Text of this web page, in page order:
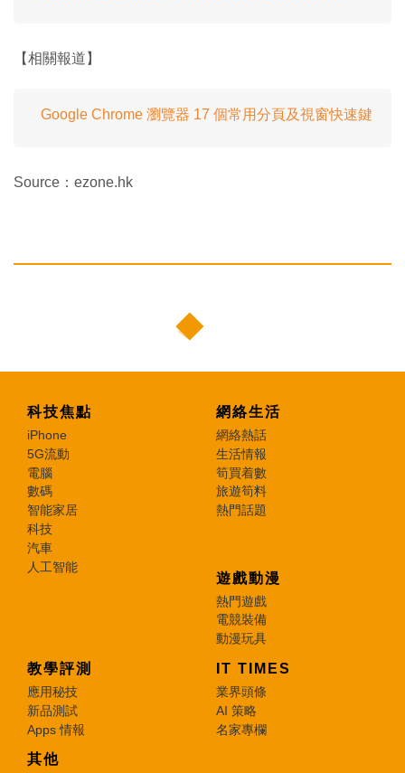
【相關報道】
Google Chrome 瀏覽器 17 個常用分頁及視窗快速鍵
Source：ezone.hk
科技焦點
iPhone
5G流動
電腦
數碼
智能家居
科技
汽車
人工智能
網絡生活
網絡熱話
生活情報
筍買着數
旅遊筍料
熱門話題
遊戲動漫
熱門遊戲
電競裝備
動漫玩具
教學評測
應用秘技
新品測試
Apps 情報
IT TIMES
業界頭條
AI 策略
名家專欄
其他